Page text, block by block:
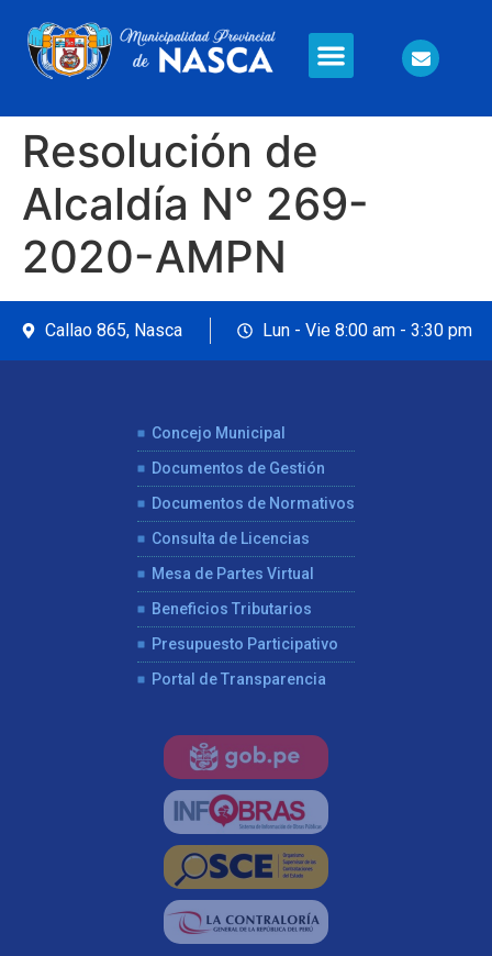
Resolución de
Alcaldía N° 269-
2020-AMPN
Callao 865, Nasca Lun - Vie 8:00 am - 3:30 pm
Concejo Municipal
Documentos de Gestión
Documentos de Normativos
Consulta de Licencias
Mesa de Partes Virtual
Beneficios Tributarios
Presupuesto Participativo
Portal de Transparencia